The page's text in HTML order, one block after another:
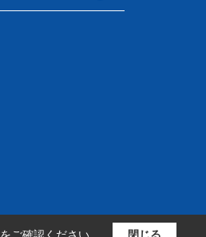
をご確認ください。 閉じる